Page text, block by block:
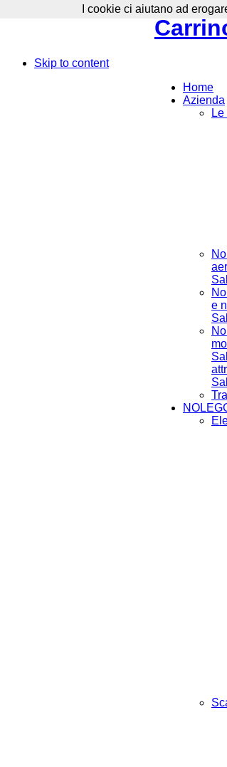
Skip to content
Home
Azienda
e
I cookie ci aiutano ad